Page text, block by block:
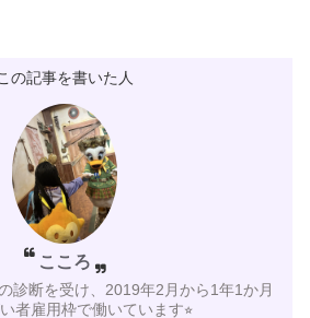
の記事を書いた人
こころ
診断を受け、2019年2月から1年1か月
者雇用枠で働いています⭐︎